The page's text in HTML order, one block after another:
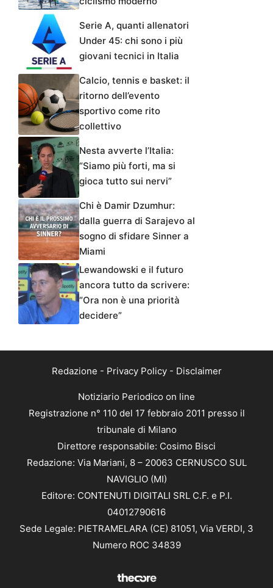
Serie A, quanti allenatori
Under 45: chi sono i più
giovani tecnici in Italia
Calcio, tennis e basket: il
ritorno dell’evento
sportivo come rito
collettivo
Nesta avverte l’Italia:
“Siamo più forti, ma si
gioca tutto sui nervi”
Chi è Damir Dzumhur:
dalla guerra di Sarajevo al
sogno di sfidare Sinner a
Miami
Lewandowski e il futuro
ancora tutto da scrivere:
“Ora non è una priorità
decidere”
Redazione - Privacy Policy- Disclaimer
Notiziario Periodico on line
Registrazione n° 110 del 17 febbraio 2011 presso il
tribunale di Milano
Direttore responsabile: Cosimo Bisci
Redazione: Via Mariani, 8 – 20063 CERNUSCO SUL
NAVIGLIO (MI)
Editore: CONTENUTI DIGITALI SRL C.F. e P.I.
04012790616
Sede Legale: PIETRAMELARA (CE) 81051, Via VERDI, 3
Numero ROC 34839